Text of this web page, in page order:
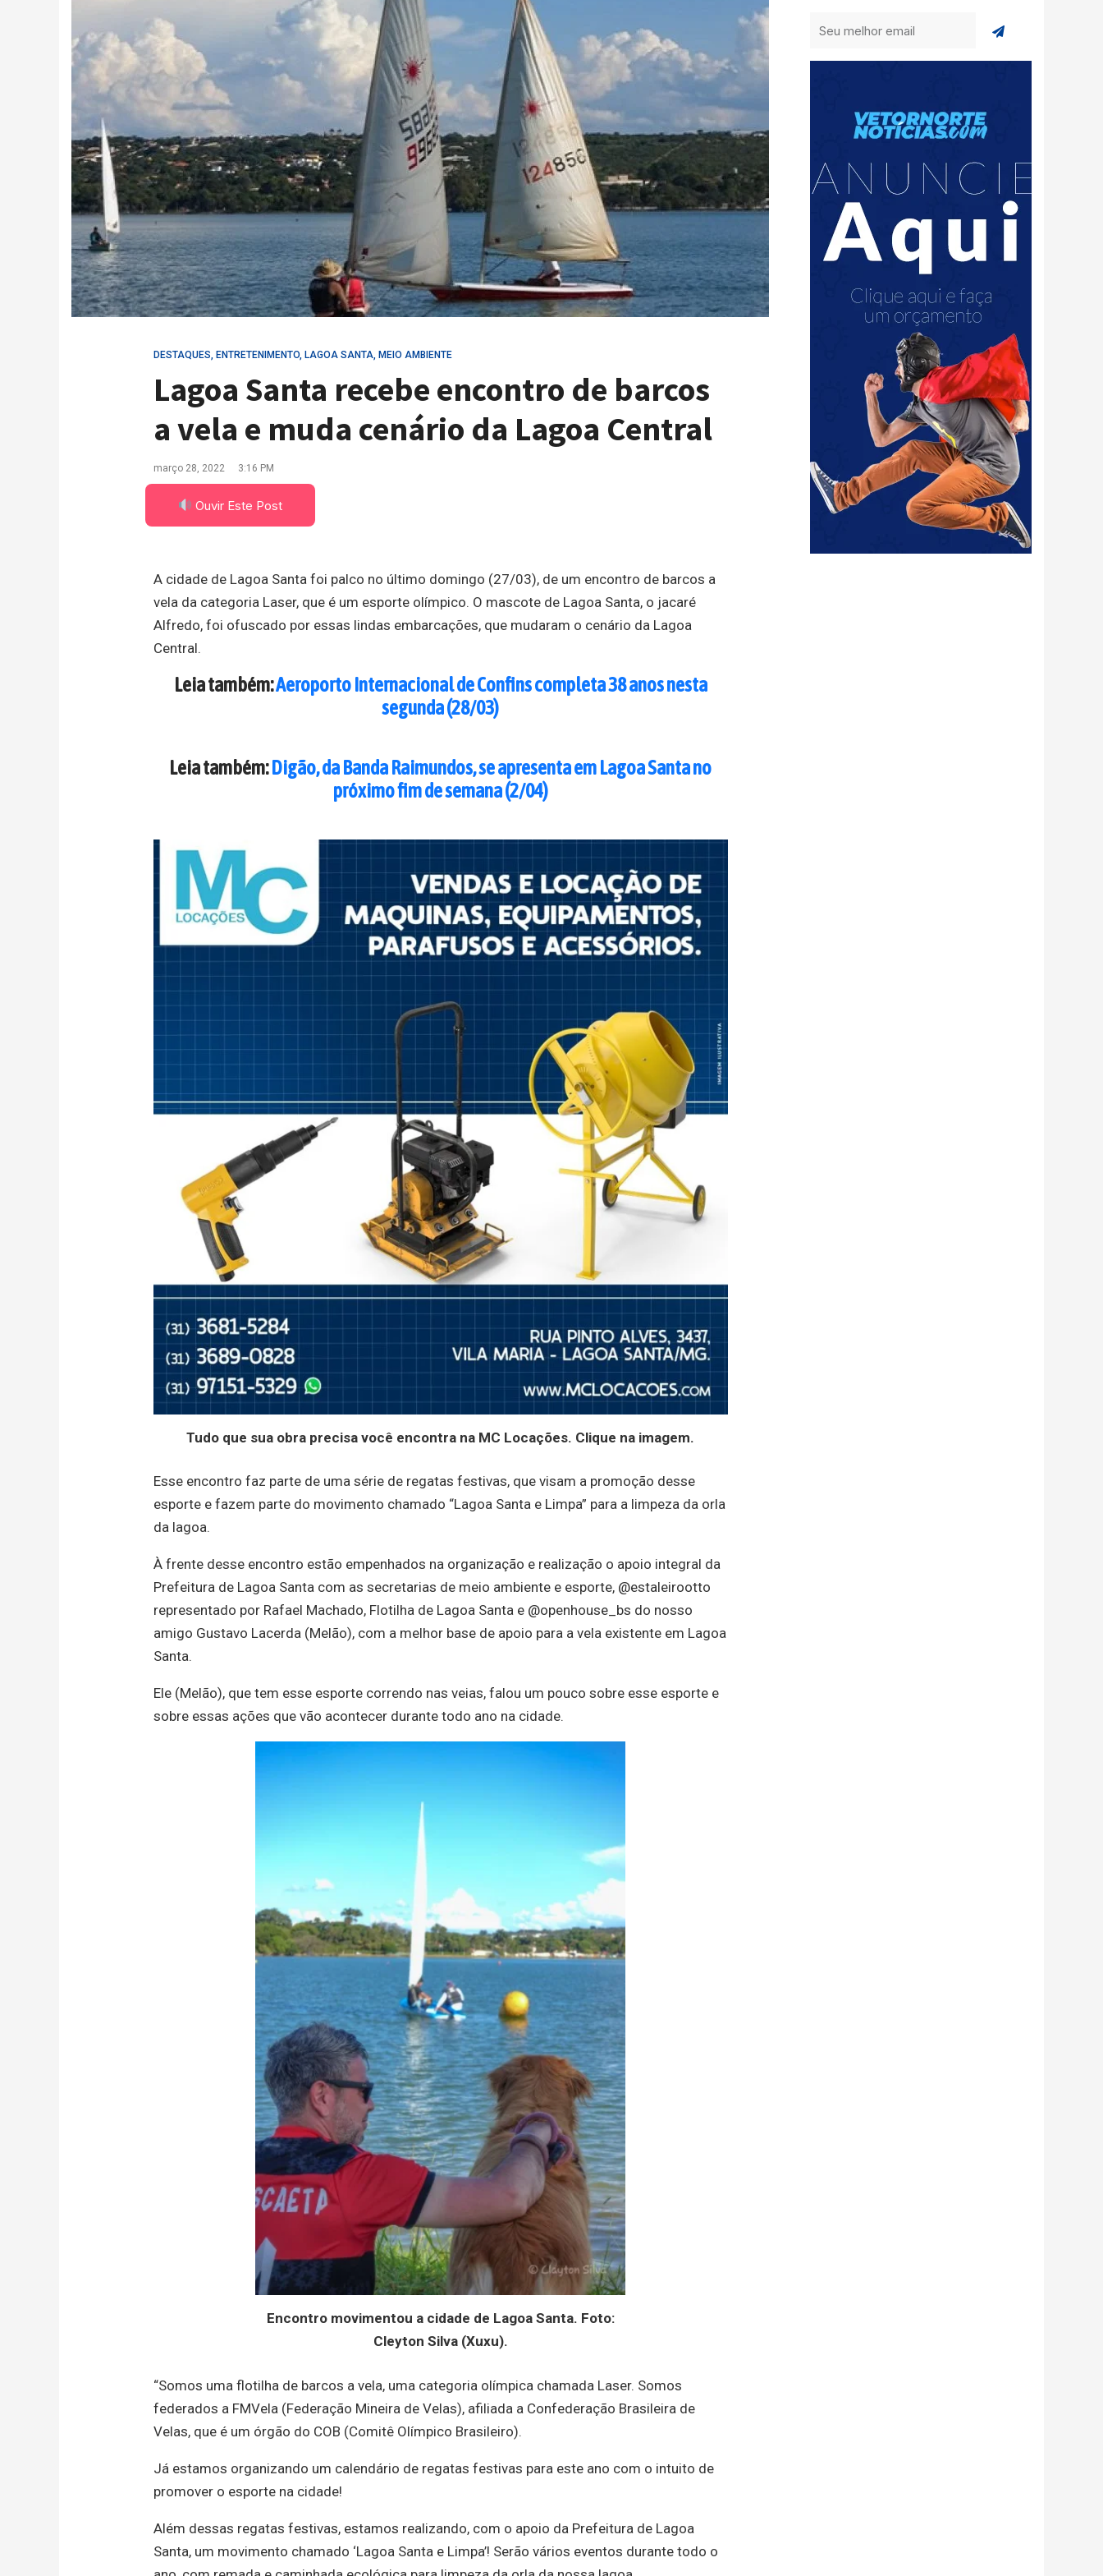
DESTAQUES, ENTRETENIMENTO, LAGOA SANTA, MEIO AMBIENTE
Lagoa Santa recebe encontro de barcos
a vela e muda cenário da Lagoa Central
março 28, 2022 3:16 PM
Ouvir Este Post
A cidade de Lagoa Santa foi palco no último domingo (27/03), de um encontro de barcos a
vela da categoria Laser, que é um esporte olímpico. O mascote de Lagoa Santa, o jacaré
Alfredo, foi ofuscado por essas lindas embarcações, que mudaram o cenário da Lagoa
Central.
Leia também:Aeroporto Internacional de Confins completa 38 anos nesta
segunda (28/03)
Leia também:Digão, da Banda Raimundos, se apresenta em Lagoa Santa no
próximo fim de semana (2/04)
Tudo que sua obra precisa você encontra na MC Locações. Clique na imagem.
Esse encontro faz parte de uma série de regatas festivas, que visam a promoção desse
esporte e fazem parte do movimento chamado “Lagoa Santa e Limpa” para a limpeza da orla
da lagoa.
À frente desse encontro estão empenhados na organização e realização o apoio integral da
Prefeitura de Lagoa Santa com as secretarias de meio ambiente e esporte, @estaleirootto
representado por Rafael Machado, Flotilha de Lagoa Santa e @openhouse_bs do nosso
amigo Gustavo Lacerda (Melão), com a melhor base de apoio para a vela existente em Lagoa
Santa.
Ele (Melão), que tem esse esporte correndo nas veias, falou um pouco sobre esse esporte e
sobre essas ações que vão acontecer durante todo ano na cidade.
Encontro movimentou a cidade de Lagoa Santa. Foto:
Cleyton Silva (Xuxu).
“Somos uma flotilha de barcos a vela, uma categoria olímpica chamada Laser. Somos
federados a FMVela (Federação Mineira de Velas), afiliada a Confederação Brasileira de
Velas, que é um órgão do COB (Comitê Olímpico Brasileiro).
Já estamos organizando um calendário de regatas festivas para este ano com o intuito de
promover o esporte na cidade!
Além dessas regatas festivas, estamos realizando, com o apoio da Prefeitura de Lagoa
Santa, um movimento chamado ‘Lagoa Santa e Limpa’! Serão vários eventos durante todo o